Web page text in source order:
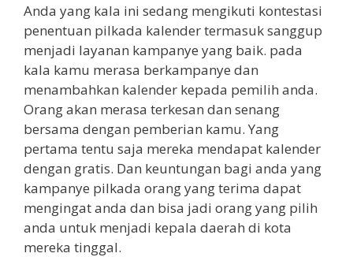
Anda yang kala ini sedang mengikuti kontestasi
penentuan pilkada kalender termasuk sanggup
menjadi layanan kampanye yang baik. pada
kala kamu merasa berkampanye dan
menambahkan kalender kepada pemilih anda.
Orang akan merasa terkesan dan senang
bersama dengan pemberian kamu. Yang
pertama tentu saja mereka mendapat kalender
dengan gratis. Dan keuntungan bagi anda yang
kampanye pilkada orang yang terima dapat
mengingat anda dan bisa jadi orang yang pilih
anda untuk menjadi kepala daerah di kota
mereka tinggal.